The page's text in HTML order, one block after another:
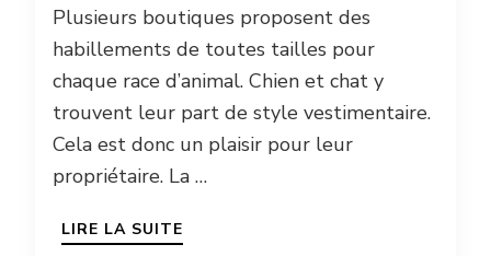
Plusieurs boutiques proposent des
habillements de toutes tailles pour
chaque race d’animal. Chien et chat y
trouvent leur part de style vestimentaire.
Cela est donc un plaisir pour leur
propriétaire. La …
LIRE LA SUITE